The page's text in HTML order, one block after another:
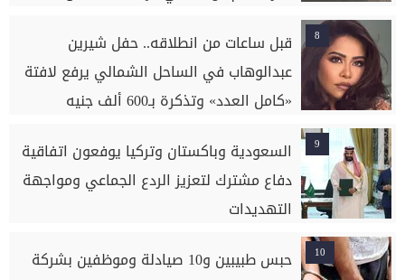
8
قبل ساعات من انطلاقه.. حفل شيرين
عبدالوهاب في الساحل الشمالي يرفع لافتة
«كامل العدد» وتذكرة بـ600 ألف جنيه
9
السعودية وباكستان وتركيا يوفعون اتفاقية
دفاع مشترك لتعزيز الردع الجماعي ومواجهة
التهديدات
10
حبس طبيبين و10 صيادلة وموظفين بشركة